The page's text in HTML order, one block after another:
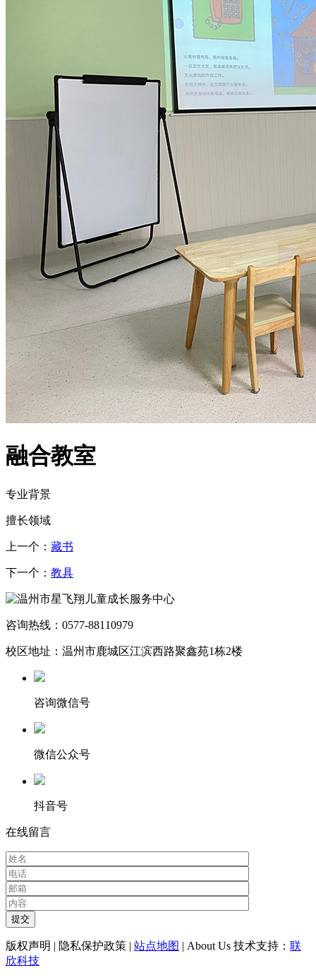
融合教室
专业背景
擅长领域
上一个： 藏书
下一个： 教具
咨询热线：0577-88110979
校区地址：温州市鹿城区江滨西路聚鑫苑1栋2楼
咨询微信号
微信公众号
抖音号
在线留言
版权声明 | 隐私保护政策 | 站点地图 | About Us 技术支持： 联
欣科技